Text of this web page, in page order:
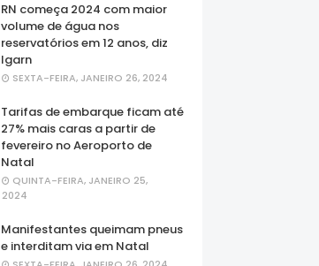
RN começa 2024 com maior
volume de água nos
reservatórios em 12 anos, diz
Igarn
SEXTA-FEIRA, JANEIRO 26, 2024
Tarifas de embarque ficam até
27% mais caras a partir de
fevereiro no Aeroporto de
Natal
QUINTA-FEIRA, JANEIRO 25,
2024
Manifestantes queimam pneus
e interditam via em Natal